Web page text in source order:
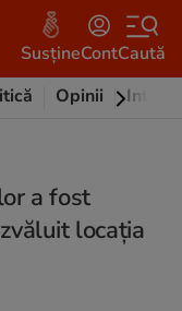
SusțineContCaută
Opinii
a fost
locația